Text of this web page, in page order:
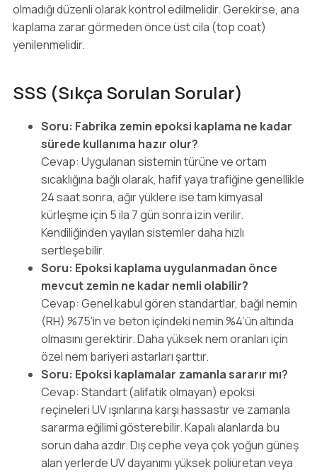
olmadığı düzenli olarak kontrol edilmelidir. Gerekirse, ana
kaplama zarar görmeden önce üst cila (top coat)
yenilenmelidir.
SSS (Sıkça Sorulan Sorular)
Soru: Fabrika zemin epoksi kaplama ne kadar
sürede kullanıma hazır olur?
Cevap: Uygulanan sistemin türüne ve ortam
sıcaklığına bağlı olarak, hafif yaya trafiğine genellikle
24 saat sonra, ağır yüklere ise tam kimyasal
kürleşme için 5 ila 7 gün sonra izin verilir.
Kendiliğinden yayılan sistemler daha hızlı
sertleşebilir.
Soru: Epoksi kaplama uygulanmadan önce
mevcut zemin ne kadar nemli olabilir?
Cevap: Genel kabul gören standartlar, bağıl nemin
(RH) %75’in ve beton içindeki nemin %4’ün altında
olmasını gerektirir. Daha yüksek nem oranları için
özel nem bariyeri astarları şarttır.
Soru: Epoksi kaplamalar zamanla sararır mı?
Cevap: Standart (alifatik olmayan) epoksi
reçineleri UV ışınlarına karşı hassastır ve zamanla
sararma eğilimi gösterebilir. Kapalı alanlarda bu
sorun daha azdır. Dış cephe veya çok yoğun güneş
alan yerlerde UV dayanımı yüksek poliüretan veya